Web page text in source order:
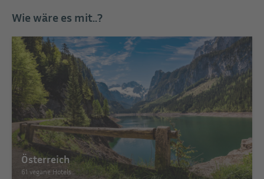
Wie wäre es mit..?
Österreich
61 vegane Hotels